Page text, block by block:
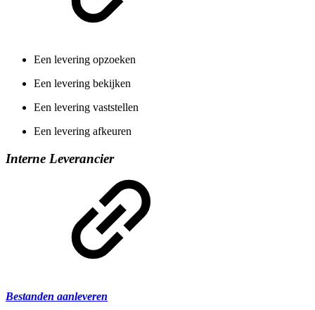
Een levering opzoeken
Een levering bekijken
Een levering vaststellen
Een levering afkeuren
Interne Leverancier
Bestanden aanleveren